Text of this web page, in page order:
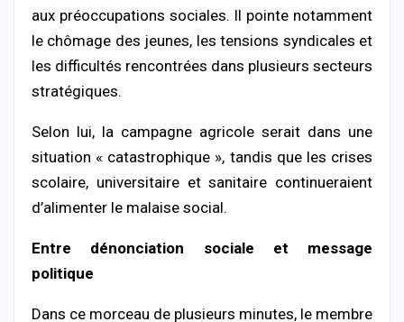
aux préoccupations sociales. Il pointe notamment
le chômage des jeunes, les tensions syndicales et
les difficultés rencontrées dans plusieurs secteurs
stratégiques.
Selon lui, la campagne agricole serait dans une
situation « catastrophique », tandis que les crises
scolaire, universitaire et sanitaire continueraient
d’alimenter le malaise social.
Entre dénonciation sociale et message
politique
Dans ce morceau de plusieurs minutes, le membre